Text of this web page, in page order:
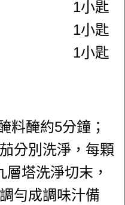
1小匙
1小匙
1小匙
料醃約5分鐘；
分別洗淨，每顆
塔洗淨切末，
勻成調味汁備